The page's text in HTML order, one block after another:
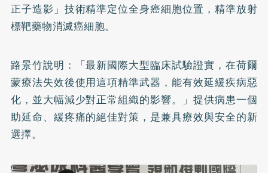
正子造影」技術精準定位全身癌細胞位置，精準放射
標靶藥物消滅癌細胞。
路景竹說明：「最新國際大型臨床試驗證實，在荷爾
蒙療法失效後使用這項精準武器，能有效延緩疾病惡
化，並大幅減少對正常組織的影響。」提供病患一個
助延命、緩疼痛的絕佳對策，是兼具療效與安全的新
選擇。